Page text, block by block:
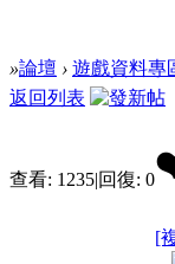
»論壇 › 遊戲資料專
返回列表
查看: 1235|回復: 0
[